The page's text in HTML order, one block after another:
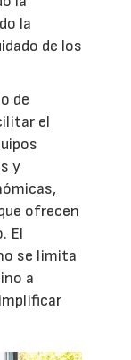
la
de los
de
el
y
ofrecen
El
se limita
a